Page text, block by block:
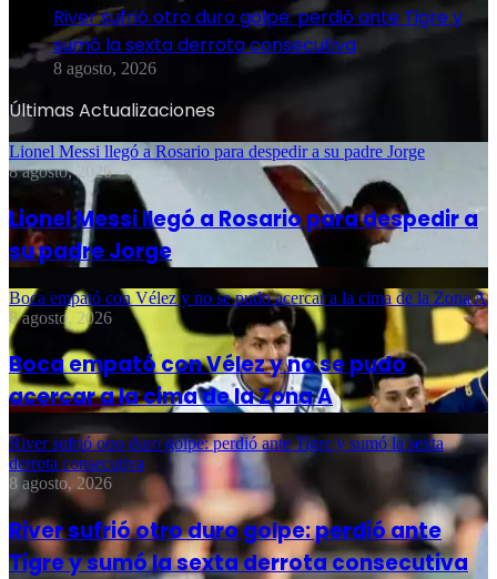
River sufrió otro duro golpe: perdió ante Tigre y
sumó la sexta derrota consecutiva
8 agosto, 2026
Últimas Actualizaciones
Lionel Messi llegó a Rosario para despedir a su padre Jorge
8 agosto, 2026
Lionel Messi llegó a Rosario para despedir a
su padre Jorge
Boca empató con Vélez y no se pudo acercar a la cima de la Zona A
8 agosto, 2026
Boca empató con Vélez y no se pudo
acercar a la cima de la Zona A
River sufrió otro duro golpe: perdió ante Tigre y sumó la sexta
derrota consecutiva
8 agosto, 2026
River sufrió otro duro golpe: perdió ante
Tigre y sumó la sexta derrota consecutiva